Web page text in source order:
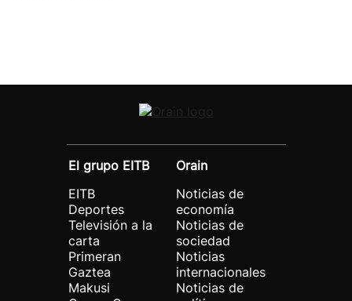
El grupo EITB
EITB
Deportes
Televisión a la
carta
Primeran
Gaztea
Makusi
Orain
Noticias de
economía
Noticias de
sociedad
Noticias
internacionales
Noticias de